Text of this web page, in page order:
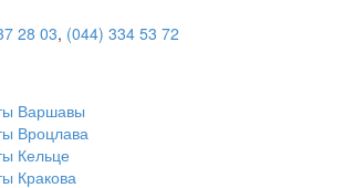
28 03, (044) 334 53 72
Варшавы
Вроцлава
Кельце
Кракова